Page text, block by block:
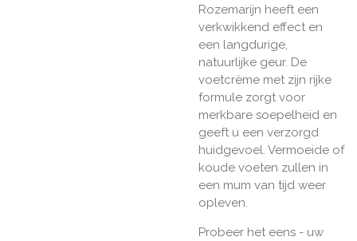
Rozemarijn heeft een
verkwikkend effect en
een langdurige,
natuurlijke geur. De
voetcrème met zijn rijke
formule zorgt voor
merkbare soepelheid en
geeft u een verzorgd
huidgevoel. Vermoeide of
koude voeten zullen in
een mum van tijd weer
opleven.
Probeer het eens - uw